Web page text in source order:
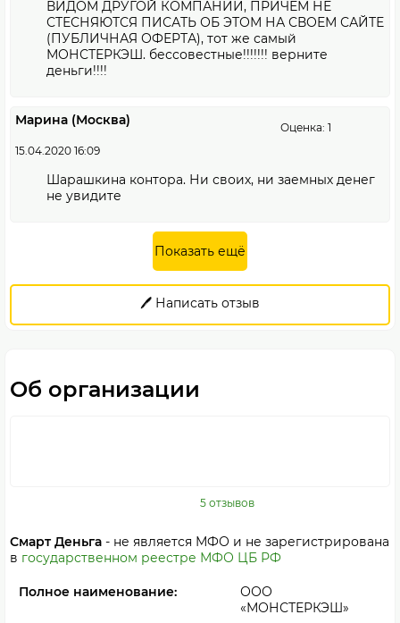
ВИДОМ ДРУГОЙ КОМПАНИИ, ПРИЧЕМ НЕ
СТЕСНЯЮТСЯ ПИСАТЬ ОБ ЭТОМ НА СВОЕМ САЙТЕ
(ПУБЛИЧНАЯ ОФЕРТА), тот же самый
МОНСТЕРКЭШ. бессовестные!!!!!!! верните
деньги!!!!
Марина (Москва)
Оценка: 1
15.04.2020 16:09
Шарашкина контора. Ни своих, ни заемных денег
не увидите
Показать ещё
🖊️ Написать отзыв
Об организации
5 отзывов
Смарт Деньга - не является МФО и не зарегистрирована
в государственном реестре МФО ЦБ РФ
Полное наименование:
ООО
«МОНСТЕРКЭШ»